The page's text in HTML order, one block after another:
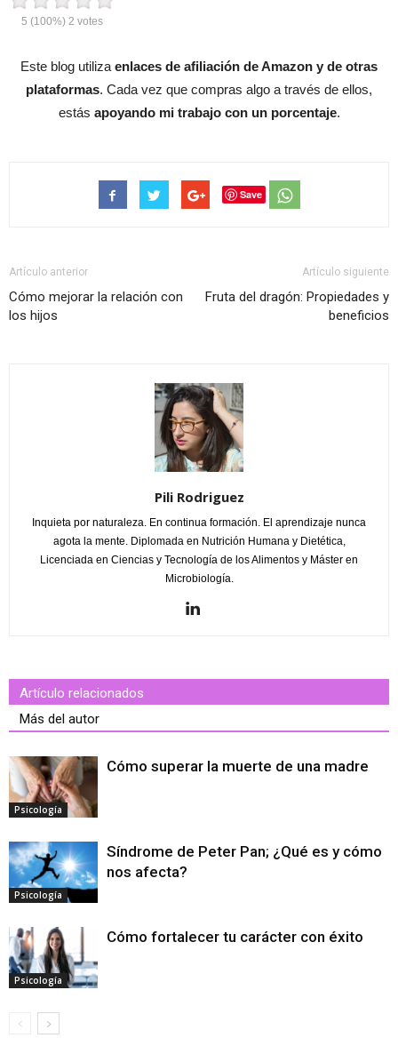
5 (100%) 2 votes
Este blog utilizaenlaces de afiliación de Amazon y de otras
plataformas. Cada vez que compras algo a través de ellos,
estás apoyando mi trabajo con un porcentaje.
Save
Artículo anterior
Cómo mejorar la relación con
los hijos
Artículo siguiente
Fruta del dragón: Propiedades y
beneficios
Pili Rodriguez
Inquieta por naturaleza. En continua formación. El aprendizaje nunca
agota la mente. Diplomada en Nutrición Humana y Dietética,
Licenciada en Ciencias y Tecnología de los Alimentos y Máster en
Microbiología.
Artículo relacionados
Más del autor
Psicología
Cómo superar la muerte de una madre
Psicología
Síndrome de Peter Pan; ¿Qué es y cómo
nos afecta?
Psicología
Cómo fortalecer tu carácter con éxito